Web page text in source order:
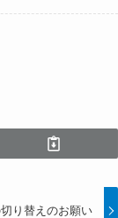
り替えのお願い